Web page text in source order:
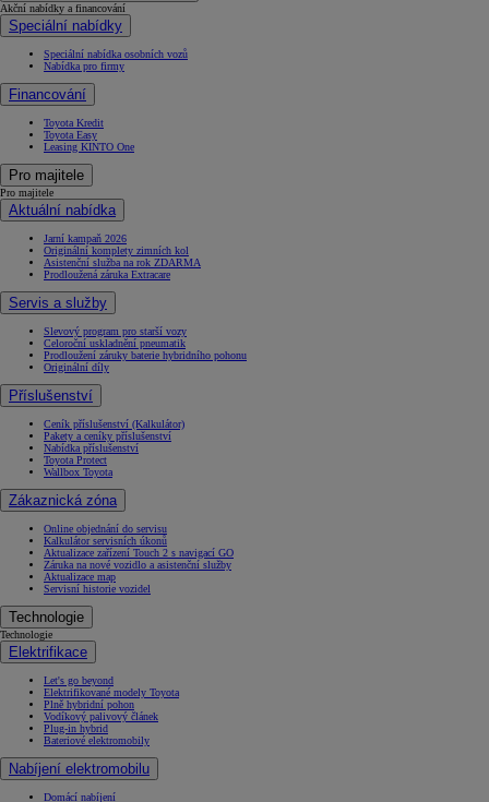
Akční nabídky a financování
Speciální nabídky
Speciální nabídka osobních vozů
Nabídka pro firmy
Financování
Toyota Kredit
Toyota Easy
Leasing KINTO One
Pro majitele
Pro majitele
Aktuální nabídka
Jarní kampaň 2026
Originální komplety zimních kol
Asistenční služba na rok ZDARMA
Prodloužená záruka Extracare
Servis a služby
Slevový program pro starší vozy
Celoroční uskladnění pneumatik
Prodloužení záruky baterie hybridního pohonu
Originální díly
Příslušenství
Ceník příslušenství (Kalkulátor)
Pakety a ceníky příslušenství
Nabídka příslušenství
Toyota Protect
Wallbox Toyota
Zákaznická zóna
Online objednání do servisu
Kalkulátor servisních úkonů
Aktualizace zařízení Touch 2 s navigací GO
Záruka na nové vozidlo a asistenční služby
Aktualizace map
Servisní historie vozidel
Technologie
Technologie
Elektrifikace
Let's go beyond
Elektrifikované modely Toyota
Plně hybridní pohon
Vodíkový palivový článek
Plug-in hybrid
Bateriové elektromobily
Nabíjení elektromobilu
Domácí nabíjení